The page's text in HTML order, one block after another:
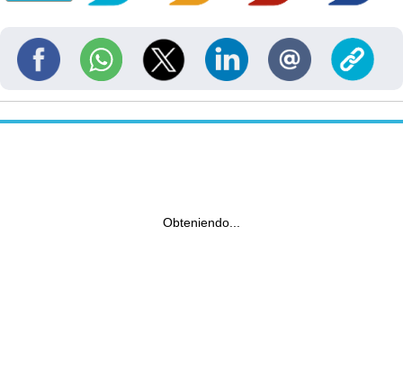
Obteniendo...